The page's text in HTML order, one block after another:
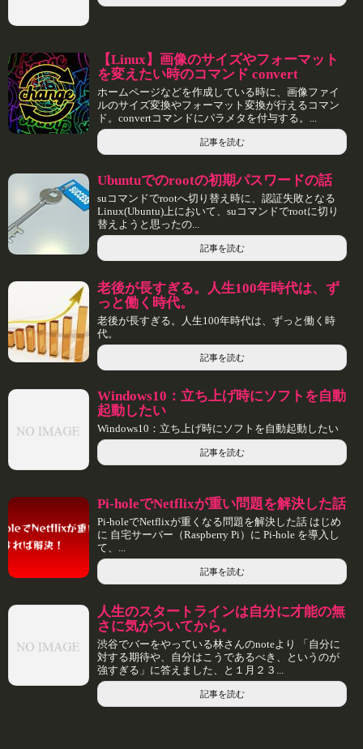
【Linux】画像のサイズやフォーマット
を変えたい時のコマンド convert
ホームページなどを作成している時に、画像ファイ
ルのサイズ変換やフォーマット変換が行えるコマン
ド。convertコマンドにパラメタを付与する。...
記事を読む
Ubuntuでのrootの初期パスワードの話
suコマンドでrootへ切り替え時に、認証失敗となる
Linux(Ubuntu)上において、suコマンドでrootに切り
替えようと思ったの...
記事を読む
老後が長すぎる。人生100年時代は、ず
っと働く時代。
老後が長すぎる。人生100年時代は、ずっと働く時
代。
記事を読む
Windows10：立ち上げ時にソフトを自動
起動したい
Windows10：立ち上げ時にソフトを自動起動したい
記事を読む
Pi-holeでNetflixが重い問題を解決した話
Pi-holeでNetflixが重くなる問題を解決した話 はじめ
に 自宅サーバー（Raspberry Pi）に Pi-hole を導入し
て、...
記事を読む
人生のスタートラインは自分に才能の無
さに気がついてから。
渋谷でバーをやっている林さんのnoteより 「自分に
対する期待や、自分はこうであるべき、というのが
強すぎる」に答えました、と１月２３...
記事を読む